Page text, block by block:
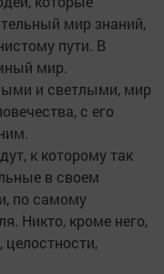
мир знаний,
пути. В
мир.
и светлыми, мир
с его
к которому так
в своем
по самому
Никто, кроме него,
целостности,